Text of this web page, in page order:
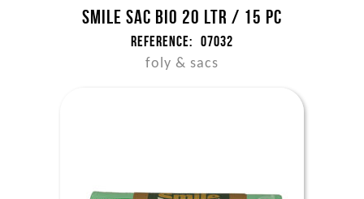
Smile sac bio 20 ltr / 15 pc
Reference: 07032
foly & sacs